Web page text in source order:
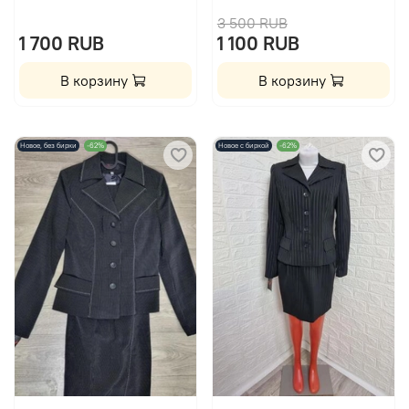
1 700 RUB
В корзину
3 500 RUB
1 100 RUB
В корзину
Новое, без бирки -62% Новое с биркой -62%